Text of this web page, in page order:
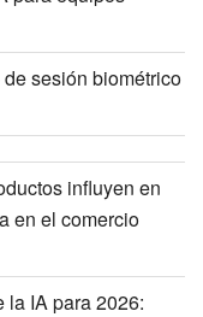
sesión biométrico
influyen en
en el comercio
la IA para 2026: